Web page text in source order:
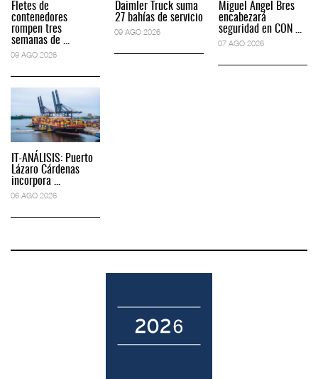
Fletes de
contenedores
rompen tres
semanas de ...
09 AGO 2026
IT-ANÁLISIS: Puerto
Lázaro Cárdenas
incorpora ...
06 AGO 2026
Daimler Truck suma
27 bahías de servicio
09 AGO 2026
Miguel Ángel Bres
encabezará
seguridad en CON ...
07 AGO 2026